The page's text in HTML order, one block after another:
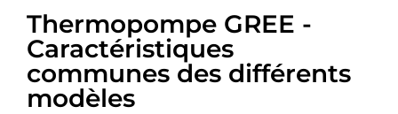
Thermopompe GREE -
Caractéristiques
communes des différents
modèles